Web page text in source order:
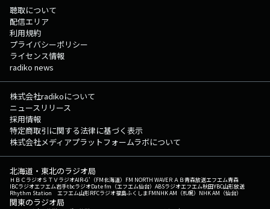
聴取について
配信エリア
利用規約
プライバシーポリシー
ライセンス情報
radiko news
株式会社radikoについて
ニュースリリース
採用情報
特定商取引に関する法律に基づく表示
株式会社メディアプラットフォームラボについて
北海道・東北のラジオ局
ＨＢＣラジオＳＴＶラジオAIR-G'（FM北海道） FM NORTH WAVEＲＡＢ青森放送エフエム青森
IBCラジオエフエム岩手tbcラジオDate fm（エフエム仙台） ABSラジオエフエム秋田YBC山形放送
Rhythm Station エフエム山形RFCラジオ福島ふくしまFMNHK AM（札幌） NHK AM（仙台）
関東のラジオ局